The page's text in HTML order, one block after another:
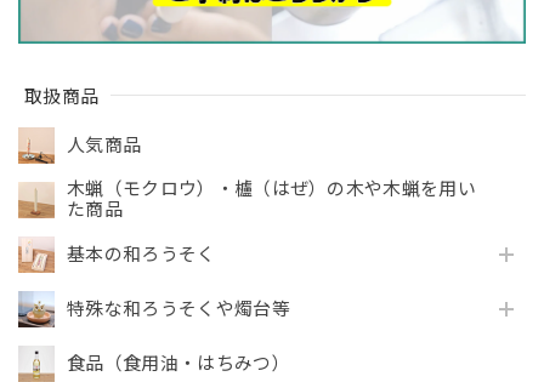
取扱商品
人気商品
木蝋（モクロウ）・櫨（はぜ）の木や木蝋を用い
た商品
基本の和ろうそく
特殊な和ろうそくや燭台等
食品（食用油・はちみつ）